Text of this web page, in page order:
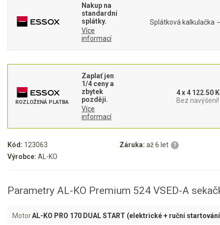
Mulčovače
Křovinořezy a vyžínače
Benzínové křovinořezy a vyžínače
Aku křovinořezy a vyžínače
Motorové pily
Aku pily
Elektrické pily
Vyvětvovací pily
AKU zahradní technika
Kód: 123063 Záruka: až 6 let ?
Výrobce: AL-KO
Nakup na
standardní
splátky.
Více
informací
Splátková kalkulačka
ROZLOŽENÁ PLATBA
Zaplať jen
1/4 ceny a
zbytek
později.
Více
informací
4 x 4 122.50
Bez navýšení!
Parametry AL-KO Premium 524 VSED-A
MotorAL-KO PRO 170 DUAL START (elektrické + ruční